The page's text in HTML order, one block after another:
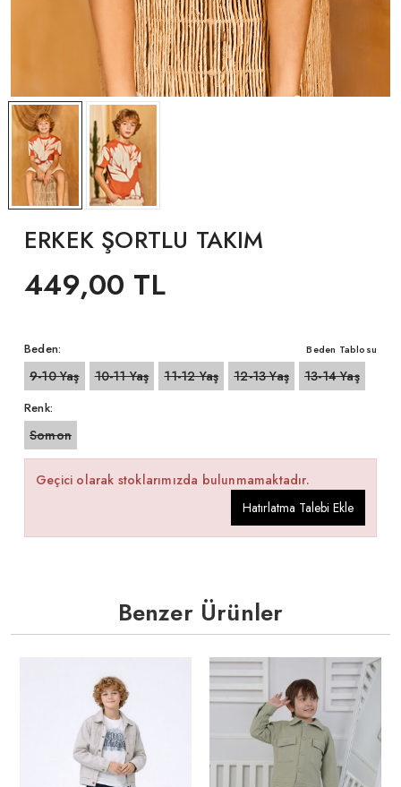
ERKEK ŞORTLU TAKIM
449,00 TL
Beden: Beden Tablosu
9-10 Yaş 10-11 Yaş 11-12 Yaş 12-13 Yaş 13-14 Yaş
Renk:
Somon
Geçici olarak stoklarımızda bulunmamaktadır.
Hatırlatma Talebi Ekle
Benzer Ürünler